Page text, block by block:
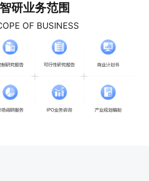
智研业务范围
OF BUSINESS